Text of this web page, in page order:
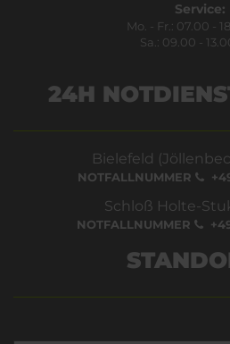
Service:
Mo. - Fr.: 07.00 -
Sa.: 09.00 -
24H
Bielefeld
NOTFALLNUMMER +49
Schloß Holte-
NOTFALLNUMMER